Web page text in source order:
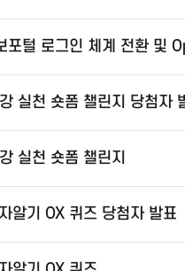
포털 로그인 체계 전환 및
실천 숏폼 챌린지 당첨자
실천 숏폼 챌린지
알기 OX 퀴즈 당첨자 발표